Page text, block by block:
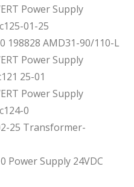
Power Supply
01-25
198828 AMD31-90/110-L
Power Supply
25-01
Power Supply
0
25 Transformer-
Power Supply 24VDC